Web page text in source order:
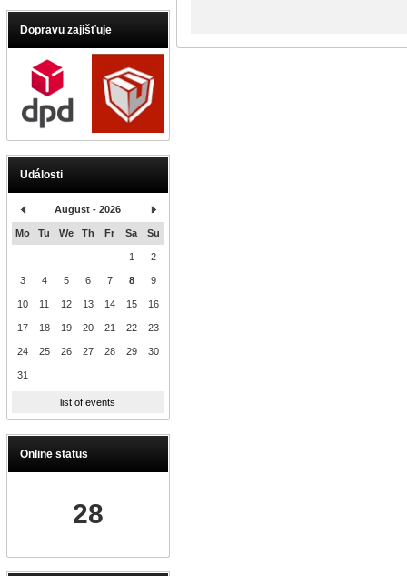
Dopravu zajišťuje
Události
August - 2026
Mo Tu We Th Fr Sa Su
1 2
3 4 5 6 7 8 9
10 11 12 13 14 15 16
17 18 19 20 21 22 23
24 25 26 27 28 29 30
31
list of events
Online status
28